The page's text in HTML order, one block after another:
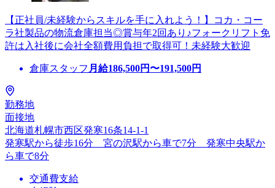
【正社員/未経験からスキルを手に入れよう！】コカ・コー
ラ社製品の物流倉庫担当◎賞与年2回あり♪フォークリフト免
許は入社後に会社全額費用負担で取得可！未経験大歓迎
倉庫スタッフ 月給186,500円〜191,500円
勤務地
面接地
北海道札幌市西区発寒16条14-1-1
発寒駅から徒歩16分 宮の沢駅から車で7分 発寒中央駅か
ら車で8分
交通費支給